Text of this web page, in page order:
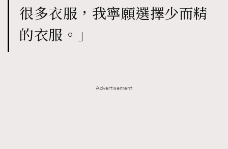
很多衣服，我寧願選擇少而精
的衣服。」
Advertisement